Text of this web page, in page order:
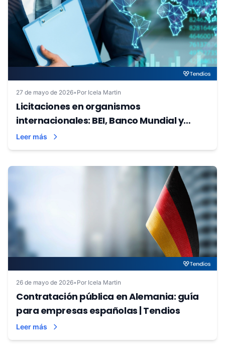
27 de mayo de 2026• Por Icela Martin
Licitaciones en organismos
internacionales: BEI, Banco Mundial y
UNOPS | Tendios
Leer más
26 de mayo de 2026• Por Icela Martin
Contratación pública en Alemania: guía
para empresas españolas | Tendios
Leer más